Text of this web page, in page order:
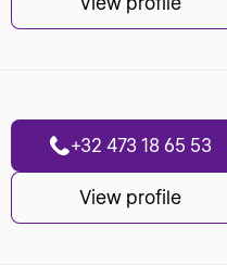
+32 473 18 65 53
View profile